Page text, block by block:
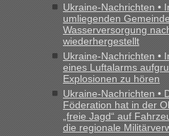
Ukraine-Nachrichten •
umliegenden
Wasserversorgung
wiederhergestellt
Ukraine-Nachrichten •
eines Luftalarms
Explosionen zu hören
Ukraine-Nachrichten •
Föderation hat in der
„freie Jagd“ auf
die regionale